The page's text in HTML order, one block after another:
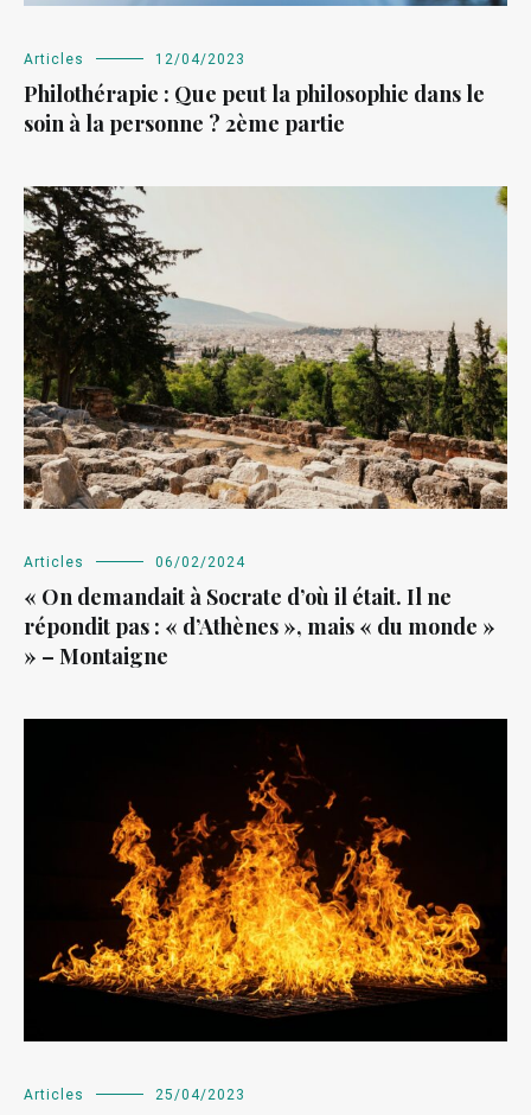
Articles 12/04/2023
Philothérapie : Que peut la philosophie dans le
soin à la personne ? 2ème partie
Articles 06/02/2024
« On demandait à Socrate d’où il était. Il ne
répondit pas : « d’Athènes », mais « du monde »
» – Montaigne
Articles 25/04/2023